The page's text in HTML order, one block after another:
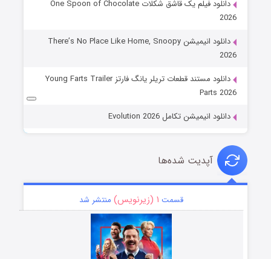
دانلود فیلم یک قاشق شکلات One Spoon of Chocolate
2026
دانلود انیمیشن There’s No Place Like Home, Snoopy
2026
دانلود مستند قطعات تریلر یانگ فارتز Young Farts Trailer
Parts 2026
دانلود انیمیشن تکامل Evolution 2026
آپدیت شده‌ها
قسمت ۱ (زیرنویس) منتشر شد